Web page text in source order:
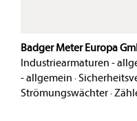
Badger Meter Europa
Industriearmaturen -
- allgemein ·
Strömungswächter·